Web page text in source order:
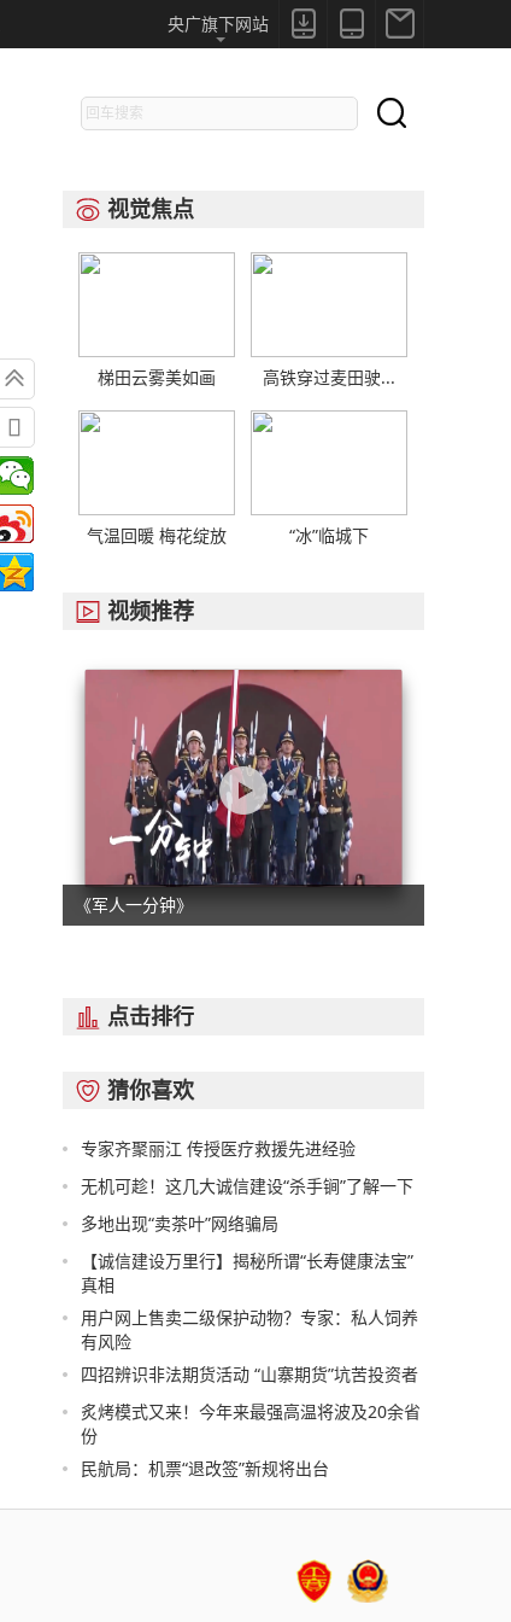



央广旗下网站



 视觉焦点
梯田云雾美如画 高铁穿过麦田驶...
气温回暖 梅花绽放 “冰”临城下
 视频推荐
《军人一分钟》
 点击排行
 猜你喜欢
专家齐聚丽江 传授医疗救援先进经验
无机可趁！这几大诚信建设“杀手锏”了解一下
多地出现“卖茶叶”网络骗局
【诚信建设万里行】揭秘所谓“长寿健康法宝”
真相
用户网上售卖二级保护动物？专家：私人饲养
有风险
四招辨识非法期货活动 “山寨期货”坑苦投资者
炙烤模式又来！今年来最强高温将波及20余省
份
民航局：机票“退改签”新规将出台